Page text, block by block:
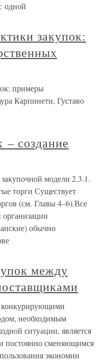
одной
закупок:
примеры
Карпинети, Густаво
– создание
модели 2.3.1.
торги Существует
(см. Главы 4–6).Все
обычно
между
конкурирующими
необходимым
ситуации, является
постоянно сменяющимся
экономии